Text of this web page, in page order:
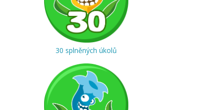
30 splněných úkolů